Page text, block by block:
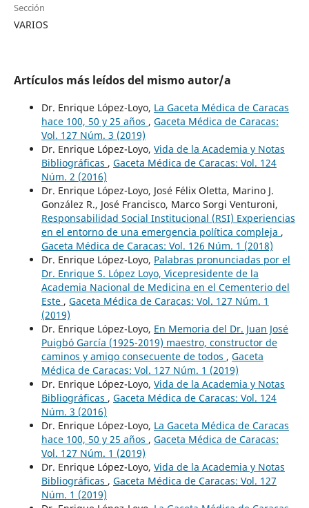
Sección
VARIOS
Artículos más leídos del mismo autor/a
Dr. Enrique López-Loyo, La Gaceta Médica de Caracas
hace 100, 50 y 25 años , Gaceta Médica de Caracas:
Vol. 127 Núm. 3 (2019)
Dr. Enrique López-Loyo, Vida de la Academia y Notas
Bibliográficas , Gaceta Médica de Caracas: Vol. 124
Núm. 2 (2016)
Dr. Enrique López-Loyo, José Félix Oletta, Marino J.
González R., José Francisco, Marco Sorgi Venturoni,
Responsabilidad Social Institucional (RSI) Experiencias
en el entorno de una emergencia política compleja ,
Gaceta Médica de Caracas: Vol. 126 Núm. 1 (2018)
Dr. Enrique López-Loyo, Palabras pronunciadas por el
Dr. Enrique S. López Loyo, Vicepresidente de la
Academia Nacional de Medicina en el Cementerio del
Este , Gaceta Médica de Caracas: Vol. 127 Núm. 1
(2019)
Dr. Enrique López-Loyo, En Memoria del Dr. Juan José
Puigbó García (1925-2019) maestro, constructor de
caminos y amigo consecuente de todos , Gaceta
Médica de Caracas: Vol. 127 Núm. 1 (2019)
Dr. Enrique López-Loyo, Vida de la Academia y Notas
Bibliográficas , Gaceta Médica de Caracas: Vol. 124
Núm. 3 (2016)
Dr. Enrique López-Loyo, La Gaceta Médica de Caracas
hace 100, 50 y 25 años , Gaceta Médica de Caracas:
Vol. 127 Núm. 1 (2019)
Dr. Enrique López-Loyo, Vida de la Academia y Notas
Bibliográficas , Gaceta Médica de Caracas: Vol. 127
Núm. 1 (2019)